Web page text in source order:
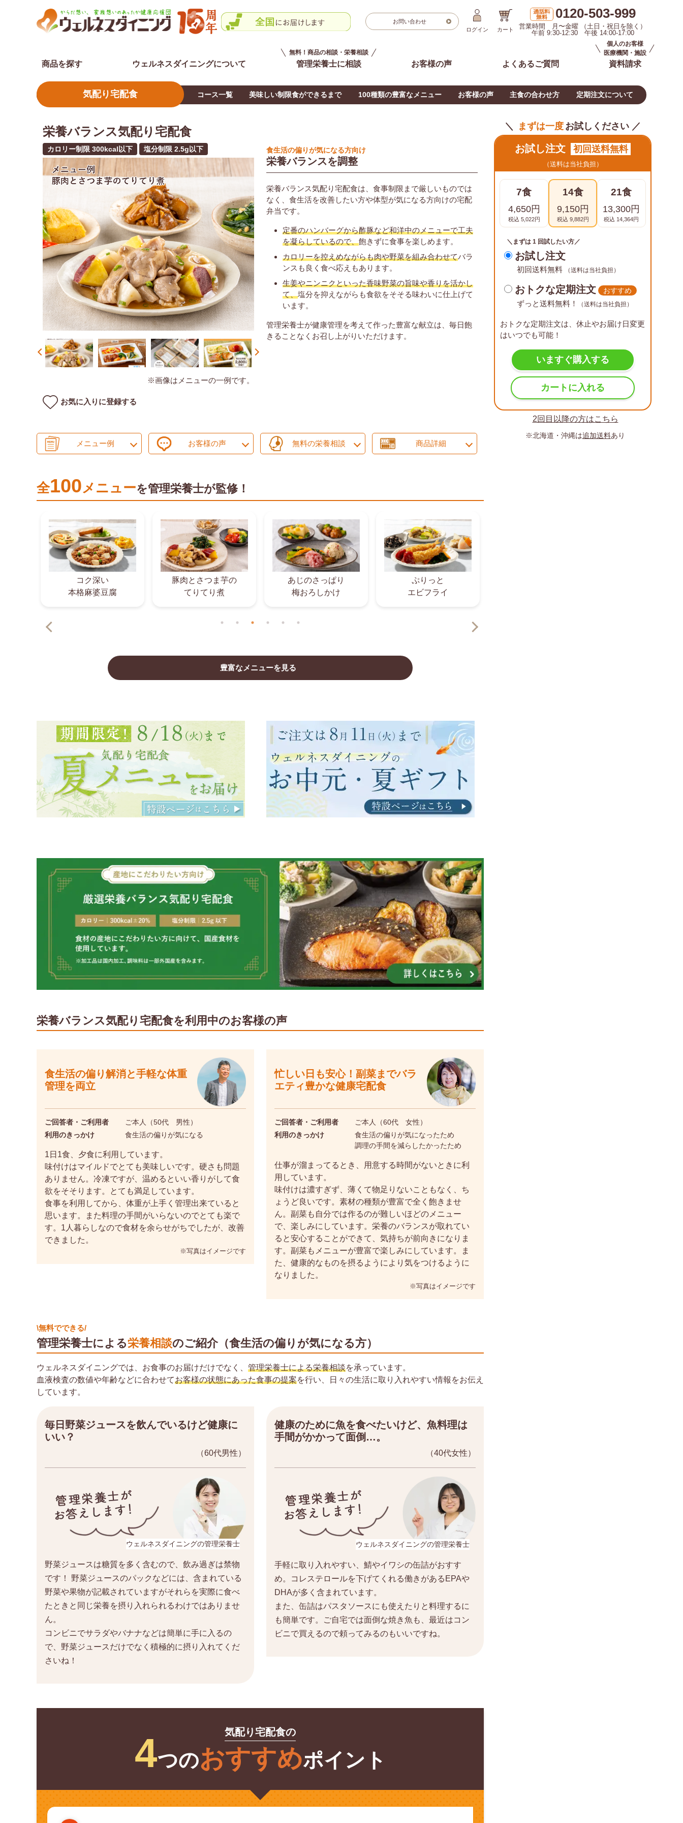
お問い合わせ
ログイン
カート
0120-503-999
営業時間 月〜金曜 （土日・祝日を除く）
午前 9:30-12:30 午後 14:00-17:00
商品を探す ウェルネスダイニングについて
無料！商品の相談・栄養相談
管理栄養士に相談 お客様の声 よくあるご質問
個人のお客様
医療機関・施設
資料請求
気配り宅配食 コース一覧 美味しい制限食ができるまで 100種類の豊富なメニュー お客様の声 主食の合わせ方 定期注文について
栄養バランス気配り宅配食
カロリー制限 300kcal以下 塩分制限 2.5g以下
※画像はメニューの一例です。
お気に入りに登録する
食生活の偏りが気になる方向け
栄養バランスを調整
栄養バランス気配り宅配食は、食事制限まで厳しいものでは
なく、食生活を改善したい方や体型が気になる方向けの宅配
弁当です。
定番のハンバーグから酢豚など和洋中のメニューで工夫
を凝らしているので、飽きずに食事を楽しめます。
カロリーを控えめながらも肉や野菜を組み合わせてバラ
ンスも良く食べ応えもあります。
生姜やニンニクといった香味野菜の旨味や香りを活かし
て、塩分を抑えながらも食欲をそそる味わいに仕上げて
います。
管理栄養士が健康管理を考えて作った豊富な献立は、毎日飽
きることなくお召し上がりいただけます。
メニュー例 お客様の声 無料の栄養相談 商品詳細
全100メニューを管理栄養士が監修！
コク深い
本格麻婆豆腐
豚肉とさつま芋の
てりてり煮
あじのさっぱり
梅おろしかけ
ぷりっと
エビフライ
豊富なメニューを見る
栄養バランス気配り宅配食を利用中のお客様の声
食生活の偏り解消と手軽な体重
管理を両立
ご回答者・ご利用者
ご本人（50代 男性）
利用のきっかけ
食生活の偏りが気になる
1日1食、夕食に利用しています。
味付けはマイルドでとても美味しいです。硬さも問題
ありません。冷凍ですが、温めるといい香りがして食
欲をそそります。とても満足しています。
食事を利用してから、体重が上手く管理出来ていると
思います。また料理の手間がいらないのでとても楽で
す。1人暮らしなので食材を余らせがちでしたが、改善
できました。
※写真はイメージです
忙しい日も安心！副菜までバラ
エティ豊かな健康宅配食
ご回答者・ご利用者
ご本人（60代 女性）
利用のきっかけ
食生活の偏りが気になったため
調理の手間を減らしたかったため
仕事が溜まってるとき、用意する時間がないときに利
用しています。
味付けは濃すぎず、薄くて物足りないこともなく、ち
ょうど良いです。素材の種類が豊富で全く飽きませ
ん。副菜も自分では作るのが難しいほどのメニュー
で、楽しみにしています。栄養のバランスが取れてい
ると安心することができて、気持ちが前向きになりま
す。副菜もメニューが豊富で楽しみにしています。ま
た、健康的なものを摂るようにより気をつけるように
なりました。
※写真はイメージです
\無料でできる/
管理栄養士による栄養相談のご紹介（食生活の偏りが気になる方）
ウェルネスダイニングでは、お食事のお届けだけでなく、 管理栄養士による栄養相談を承っています。
血液検査の数値や年齢などに合わせてお客様の状態にあった食事の提案を行い、日々の生活に取り入れやすい情報をお伝え
しています。
毎日野菜ジュースを飲んでいるけど健康に
いい？
（60代男性）
ウェルネスダイニングの管理栄養士
野菜ジュースは糖質を多く含むので、飲み過ぎは禁物
です！ 野菜ジュースのパックなどには、含まれている
野菜や果物が記載されていますがそれらを実際に食べ
たときと同じ栄養を摂り入れられるわけではありませ
ん。
コンビニでサラダやバナナなどは簡単に手に入るの
で、野菜ジュースだけでなく積極的に摂り入れてくだ
さいね！
健康のために魚を食べたいけど、魚料理は
手間がかかって面倒…。
（40代女性）
ウェルネスダイニングの管理栄養士
手軽に取り入れやすい、鯖やイワシの缶詰がおすす
め。コレステロールを下げてくれる働きがあるEPAや
DHAが多く含まれています。
また、缶詰はパスタソースにも使えたりと料理するに
も簡単です。ご自宅では面倒な焼き魚も、最近はコン
ビニで買えるので頼ってみるのもいいですね。
気配り宅配食の
4つのおすすめポイント
＼ まずは一度 お試しください ／
お試し注文 初回送料無料
（送料は当社負担）
7食
4,650円
税込 5,022円
14食
9,150円
税込 9,882円
21食
13,300円
税込 14,364円
＼まずは 1 回試したい方／
お試し注文
初回送料無料 （送料は当社負担）
おトクな定期注文 おすすめ
ずっと送料無料！ （送料は当社負担）
おトクな定期注文は、休止やお届け日変更
はいつでも可能！
いますぐ購入する
カートに入れる
2回目以降の方はこちら
※北海道・沖縄は追加送料あり